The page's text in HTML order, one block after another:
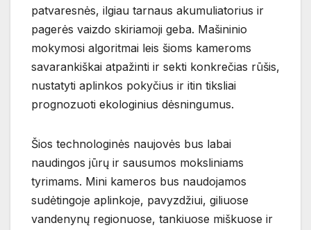
patvaresnės, ilgiau tarnaus akumuliatorius ir
pagerės vaizdo skiriamoji geba. Mašininio
mokymosi algoritmai leis šioms kameroms
savarankiškai atpažinti ir sekti konkrečias rūšis,
nustatyti aplinkos pokyčius ir itin tiksliai
prognozuoti ekologinius dėsningumus.
Šios technologinės naujovės bus labai
naudingos jūrų ir sausumos moksliniams
tyrimams. Mini kameros bus naudojamos
sudėtingoje aplinkoje, pavyzdžiui, giliuose
vandenynų regionuose, tankiuose miškuose ir